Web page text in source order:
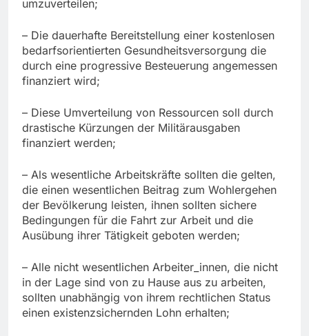
umzuverteilen;
– Die dauerhafte Bereitstellung einer kostenlosen
bedarfsorientierten Gesundheitsversorgung die
durch eine progressive Besteuerung angemessen
finanziert wird;
– Diese Umverteilung von Ressourcen soll durch
drastische Kürzungen der Militärausgaben
finanziert werden;
– Als wesentliche Arbeitskräfte sollten die gelten,
die einen wesentlichen Beitrag zum Wohlergehen
der Bevölkerung leisten, ihnen sollten sichere
Bedingungen für die Fahrt zur Arbeit und die
Ausübung ihrer Tätigkeit geboten werden;
– Alle nicht wesentlichen Arbeiter_innen, die nicht
in der Lage sind von zu Hause aus zu arbeiten,
sollten unabhängig von ihrem rechtlichen Status
einen existenzsichernden Lohn erhalten;